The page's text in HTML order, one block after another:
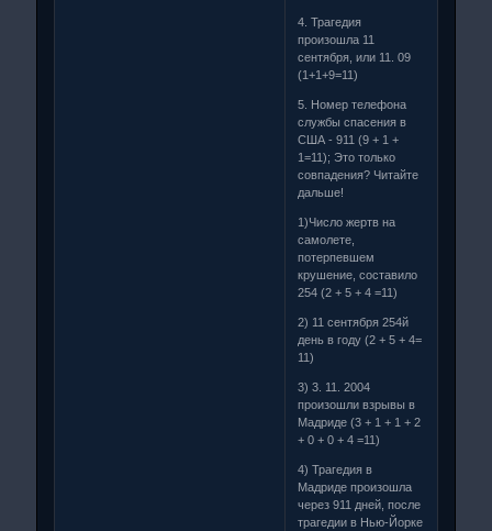
4. Трагедия
произошла 11
сентября, или 11. 09
(1+1+9=11)
5. Номер телефона
службы спасения в
США - 911 (9 + 1 +
1=11); Это только
совпадения? Читайте
дальше!
1)Число жертв на
самолете,
потерпевшем
крушение, составило
254 (2 + 5 + 4 =11)
2) 11 сентября 254й
день в году (2 + 5 + 4=
11)
3) 3. 11. 2004
произошли взрывы в
Мадриде (3 + 1 + 1 + 2
+ 0 + 0 + 4 =11)
4) Трагедия в
Мадриде произошла
через 911 дней, после
трагедии в Нью-Йорке